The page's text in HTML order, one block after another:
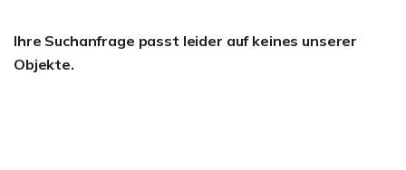
Ihre Suchanfrage passt leider auf keines unserer
Objekte.